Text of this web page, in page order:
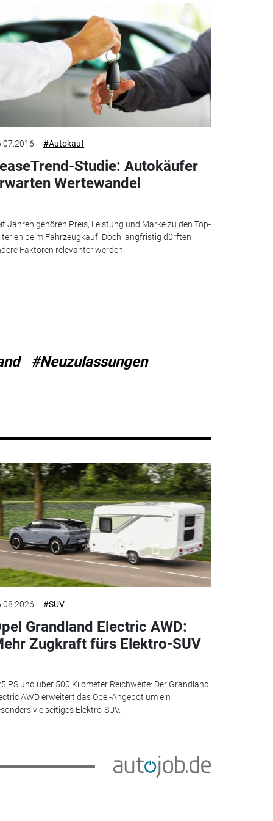
#Autokauf
Studie: Autokäufer
Wertewandel
Jahren gehören Preis, Leistung und Marke zu den Top-
beim Fahrzeugkauf. Doch langfristig dürften
Faktoren relevanter werden.
#Neuzulassungen
#SUV
Grandland Electric AWD:
Zugkraft fürs Elektro-SUV
PS und über 500 Kilometer Reichweite: Der Grandland
AWD erweitert das Opel-Angebot um ein
vielseitiges Elektro-SUV.